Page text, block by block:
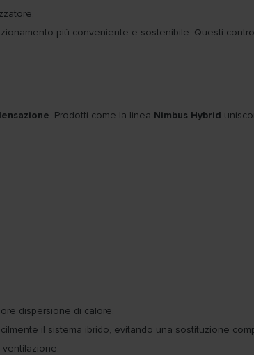
più conveniente e sostenibile. Questi
. Prodotti come la linea Nimbus Hybrid
dispersione di calore.
il sistema ibrido, evitando una sostituzione
ventilazione.